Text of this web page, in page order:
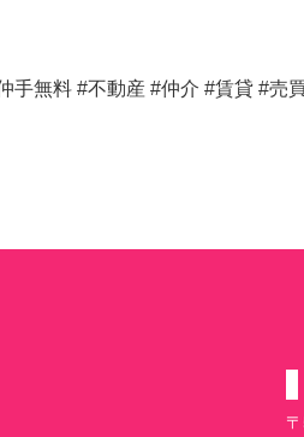
手無料 #不動産 #仲介 #賃貸 #売